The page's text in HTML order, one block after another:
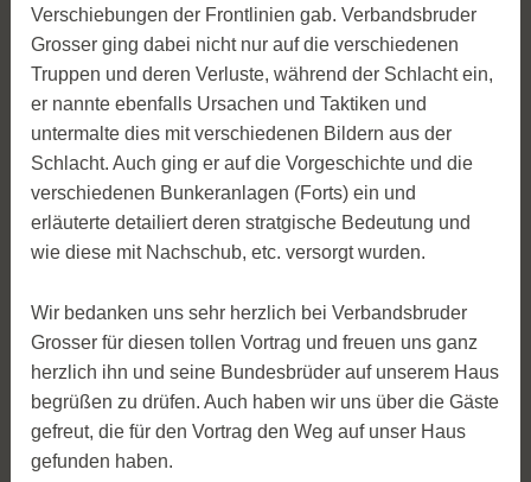
Verschiebungen der Frontlinien gab. Verbandsbruder
Grosser ging dabei nicht nur auf die verschiedenen
Truppen und deren Verluste, während der Schlacht ein,
er nannte ebenfalls Ursachen und Taktiken und
untermalte dies mit verschiedenen Bildern aus der
Schlacht. Auch ging er auf die Vorgeschichte und die
verschiedenen Bunkeranlagen (Forts) ein und
erläuterte detailiert deren stratgische Bedeutung und
wie diese mit Nachschub, etc. versorgt wurden.
Wir bedanken uns sehr herzlich bei Verbandsbruder
Grosser für diesen tollen Vortrag und freuen uns ganz
herzlich ihn und seine Bundesbrüder auf unserem Haus
begrüßen zu drüfen. Auch haben wir uns über die Gäste
gefreut, die für den Vortrag den Weg auf unser Haus
gefunden haben.